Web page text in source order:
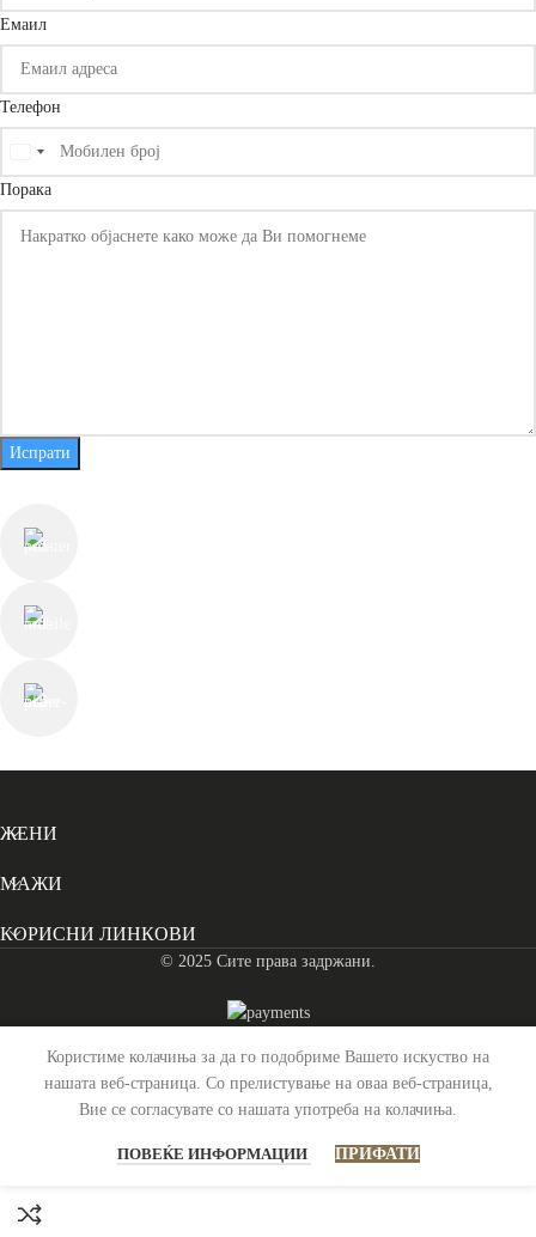
Емаил
Телефон
United
States
+1
Порака
Испрати
ЖЕНИ
МАЖИ
КОРИСНИ ЛИНКОВИ
© 2025 Сите права задржани.
Користиме колачиња за да го подобриме Вашето искуство на
нашата веб-страница. Со прелистување на оваа веб-страница,
Вие се согласувате со нашата употреба на колачиња.
ПОВЕЌЕ ИНФОРМАЦИИ ПРИФАТИ
Паричник Женски Кожен Halle – Црн